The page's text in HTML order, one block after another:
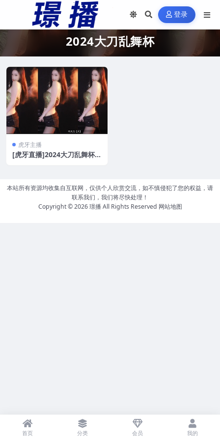
登录
2024大刀乱舞杯
虎牙主播
[虎牙直播]2024大刀乱舞杯
本站所有资源均收集自互联网，仅供个人欣赏交流，如不慎侵犯了您的权益，请
联系我们，我们将尽快处理！
Copyright © 2026璟播All Rights Reserved 网站地图
首页 分类 会员 我的